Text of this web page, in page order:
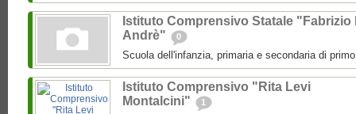
Istituto Comprensivo Statale "Fabrizio
Andrè"
0
Scuola dell'infanzia, primaria e secondaria di
Istituto Comprensivo "Rita Levi
Montalcini"
1